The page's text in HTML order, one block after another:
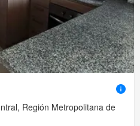
Región Metropolitana de